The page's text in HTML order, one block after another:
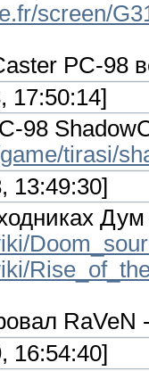
screen/
PC-98
17:50:14]
98
tirasi/
13:49:30]
RaVeN
16:54:40]